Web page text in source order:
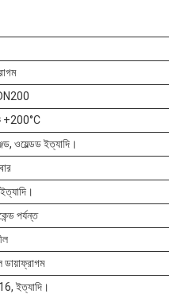
+200°C
ওয়েল্ডড ইত্যাদি।
পর্যন্ত
ইত্যাদি।